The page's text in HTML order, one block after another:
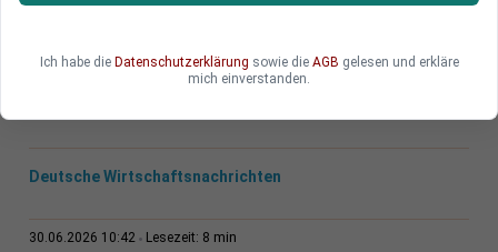
Deutsche Wirtschaftsnachrichten
30.06.2026 10:42 Lesezeit: 8 min
Ich habe die Datenschutzerklärung sowie die AGB gelesen und erkläre
mich einverstanden.